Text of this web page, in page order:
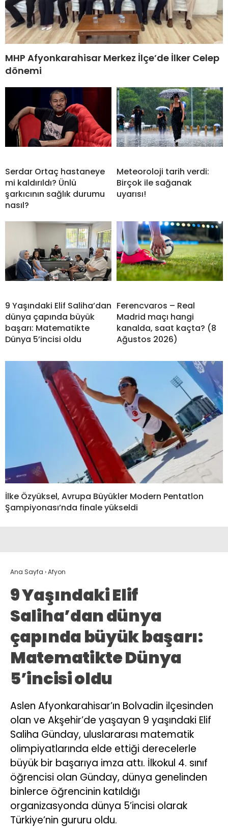
MHP Afyonkarahisar Merkez İlçe’de İlker Celep
dönemi
Serdar Ortaç hastaneye
mi kaldırıldı? Ünlü
şarkıcının sağlık durumu
nasıl?
Meteoroloji tarih verdi:
Birçok ile sağanak
uyarısı!
9 Yaşındaki Elif Saliha’dan
dünya çapında büyük
başarı: Matematikte
Dünya 5’incisi oldu
Ferencvaros – Real
Madrid maçı hangi
kanalda, saat kaçta? (8
Ağustos 2026)
İlke Özyüksel, Avrupa Büyükler Modern Pentatlon
Şampiyonası’nda finale yükseldi
Ana Sayfa ›Afyon
9 Yaşındaki Elif
Saliha’dan dünya
çapında büyük başarı:
Matematikte Dünya
5’incisi oldu
Aslen Afyonkarahisar’ın Bolvadin ilçesinden
olan ve Akşehir’de yaşayan 9 yaşındaki Elif
Saliha Günday, uluslararası matematik
olimpiyatlarında elde ettiği derecelerle
büyük bir başarıya imza attı. İlkokul 4. sınıf
öğrencisi olan Günday, dünya genelinden
binlerce öğrencinin katıldığı
organizasyonda dünya 5’incisi olarak
Türkiye’nin gururu oldu.